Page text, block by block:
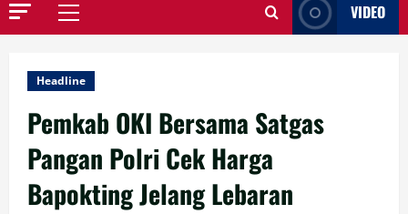
Primary
VIDEO
Headline
Pemkab OKI Bersama Satgas
Pangan Polri Cek Harga
Bapokting Jelang Lebaran